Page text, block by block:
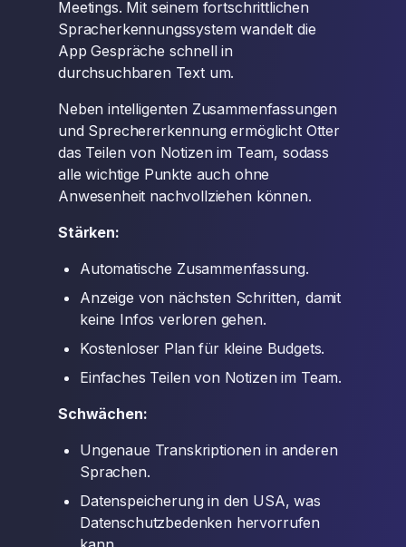
Meetings. Mit seinem fortschrittlichen
Spracherkennungssystem wandelt die
App Gespräche schnell in
durchsuchbaren Text um.
Neben intelligenten Zusammenfassungen
und Sprechererkennung ermöglicht Otter
das Teilen von Notizen im Team, sodass
alle wichtige Punkte auch ohne
Anwesenheit nachvollziehen können.
Stärken:
Automatische Zusammenfassung.
Anzeige von nächsten Schritten, damit
keine Infos verloren gehen.
Kostenloser Plan für kleine Budgets.
Einfaches Teilen von Notizen im Team.
Schwächen:
Ungenaue Transkriptionen in anderen
Sprachen.
Datenspeicherung in den USA, was
Datenschutzbedenken hervorrufen